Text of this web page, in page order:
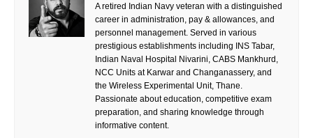
A retired Indian Navy veteran with a distinguished
career in administration, pay & allowances, and
personnel management. Served in various
prestigious establishments including INS Tabar,
Indian Naval Hospital Nivarini, CABS Mankhurd,
NCC Units at Karwar and Changanassery, and
the Wireless Experimental Unit, Thane.
Passionate about education, competitive exam
preparation, and sharing knowledge through
informative content.